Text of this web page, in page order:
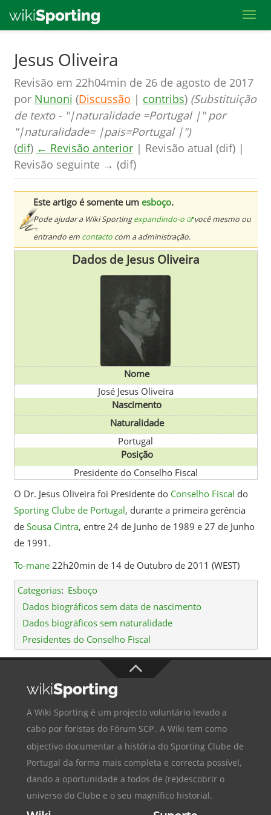
main
content
Jesus Oliveira
Revisão em 22h04min de 26 de agosto de 2017
por Nunoni (Discussão | contribs) (Substituição
de texto - "|naturalidade =Portugal |" por
"|naturalidade= |pais=Portugal |")
(dif) ← Revisão anterior| Revisão atual (dif) |
Revisão seguinte → (dif)
Este artigo é somente um esboço.
Pode ajudar a Wiki Sportingexpandindo-o
você mesmo ou
entrando em contactocom a administração.
Dados de Jesus Oliveira
Nome
José Jesus Oliveira
Nascimento
Naturalidade
Portugal
Posição
Presidente do Conselho Fiscal
O Dr. Jesus Oliveira foi Presidente do Conselho Fiscal do
Sporting Clube de Portugal, durante a primeira gerência
de Sousa Cintra, entre 24 de Junho de 1989 e 27 de Junho
de 1991.
To-mane22h20min de 14 de Outubro de 2011 (WEST)
Categorias: Esboço
Dados biográficos sem data de nascimento
Dados biográficos sem naturalidade
Presidentes do Conselho Fiscal
A Wiki Sporting é um projecto voluntário levado a
cabo por foristas do Fórum SCP. A Wiki tem como
objectivo documentar a história do Sporting Clube de
Portugal da forma mais completa e correcta possível,
dando a oportunidade a todos de (re)descobrir o
universo do Clube e o seu magnífico historial.